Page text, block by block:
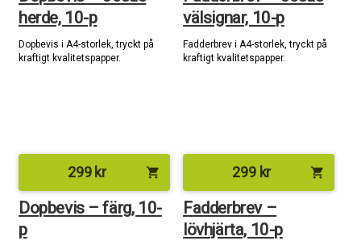
herde, 10-p
Dopbevis i A4-storlek, tryckt på
kraftigt kvalitetspapper.
välsignar, 10-p
Fadderbrev i A4-storlek, tryckt på
kraftigt kvalitetspapper.
299kr shopping_cart
Dopbevis – färg, 10-
p
299 kr shopping_cart
Fadderbrev –
lövhjärta, 10-p